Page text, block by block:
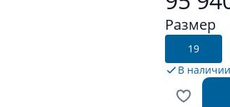
Размер
19
В